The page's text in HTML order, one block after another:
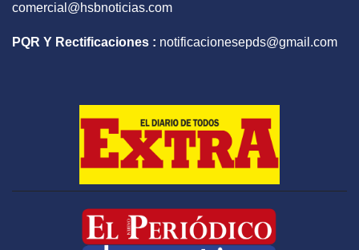
comercial@hsbnoticias.com
PQR Y Rectificaciones : notificacionesepds@gmail.com